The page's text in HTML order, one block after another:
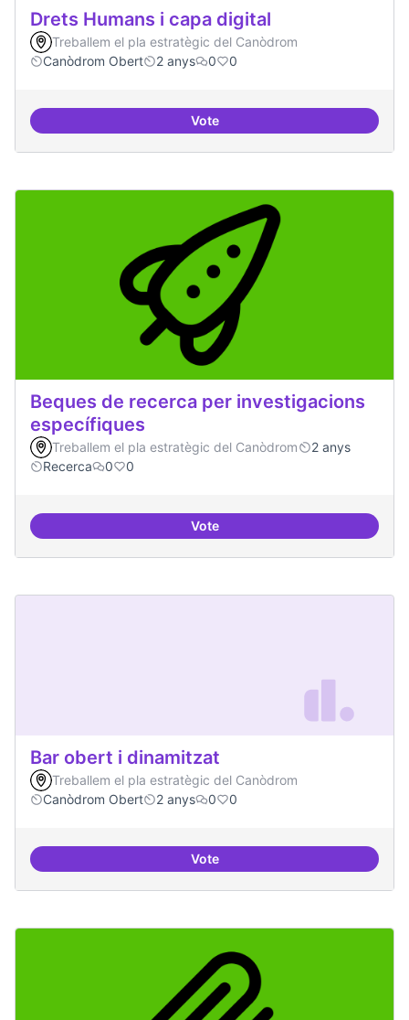
Drets Humans i capa digital
Treballem el pla estratègic del Canòdrom
Canòdrom Obert
2 anys 0 0
VoteDrets Humans i capa digital
Beques de recerca per investigacions
específiques
Treballem el pla estratègic del Canòdrom
2 anys
Recerca
0 0
VoteBeques de recerca per
Bar obert i dinamitzat
Treballem el pla estratègic del Canòdrom
Canòdrom Obert
2 anys 0 0
VoteBar obert i dinamitzat